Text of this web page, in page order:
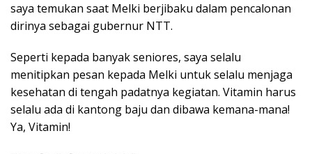
saya temukan saat Melki berjibaku dalam pencalonan
dirinya sebagai gubernur NTT.
Seperti kepada banyak seniores, saya selalu
menitipkan pesan kepada Melki untuk selalu menjaga
kesehatan di tengah padatnya kegiatan. Vitamin harus
selalu ada di kantong baju dan dibawa kemana-mana!
Ya, Vitamin!